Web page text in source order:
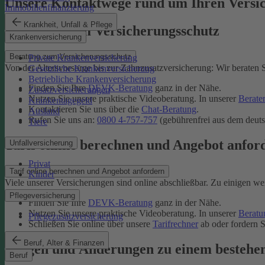
Immobilienfinanzierung
Krankheit, Unfall & Pflege
Krankenversicherung
Private Krankenversicherung
Gesetzliche Krankenversicherung
Betriebliche Krankenversicherung
Zusatzversicherungen
Krankentagegeld
Ausland
Tiere
Unfallversicherung
Privat
Kinder
Pflegeversicherung
Pflegezusatzversicherung
Beruf, Alter & Finanzen
Beruf
Beratung zum Versicherungsschutz
Beratung zum Versicherungsschutz
Von der Altersvorsorge bis zur Zahnzusatzversicherung: Wir
Finden Sie IhreDEVK-Beratung ganz in der Nähe.
Nutzen Sie unsere praktische Videoberatung. In unserer
Kontaktieren Sie uns über die Chat-Beratung.
Rufen Sie uns an: 0800 4-757-757 (gebührenfrei aus dem
Tarif online berechnen und Angebot
Tarif online berechnen und Angebot anfordern
Viele unserer Versicherungen sind online abschließbar. Zu einigen
Finden Sie Ihre DEVK-Beratung ganz in der Nähe.
Nutzen Sie unsere praktische Videoberatung. In unserer
Schließen Sie online über unsere Tarifrechner ab oder fordern
Fragen und Änderungen zu einem